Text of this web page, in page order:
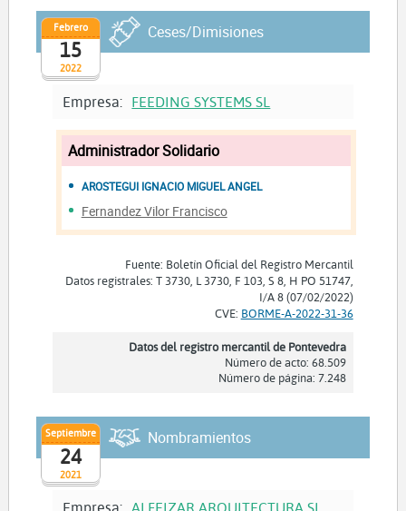
2022
Febrero
15
Ceses/Dimisiones
Empresa: FEEDING SYSTEMS SL
Administrador Solidario
AROSTEGUI IGNACIO MIGUEL ANGEL
Fernandez Vilor Francisco
Fuente: Boletín Oficial del Registro Mercantil
Datos registrales: T 3730, L 3730, F 103, S 8, H PO 51747,
I/A 8 (07/02/2022)
CVE: BORME-A-2022-31-36
Datos del registro mercantil de Pontevedra
Número de acto: 68.509
Número de página: 7.248
2021
Septiembre
24
Nombramientos
Empresa: ALFEIZAR ARQUITECTURA SL